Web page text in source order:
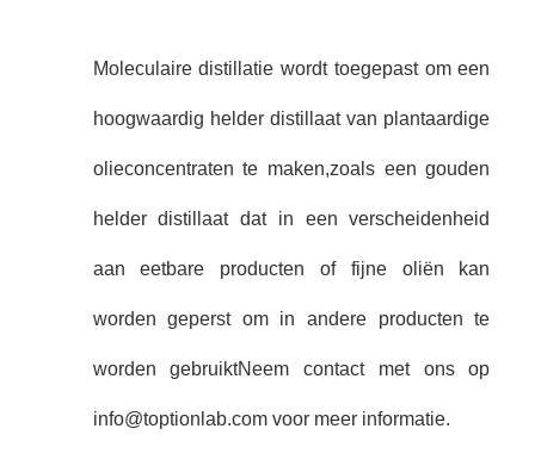
Moleculaire distillatie wordt toegepast om een
hoogwaardig helder distillaat van plantaardige
olieconcentraten te maken,zoals een gouden
helder distillaat dat in een verscheidenheid
aan eetbare producten of fijne oliën kan
worden geperst om in andere producten te
worden gebruiktNeem contact met ons op
info@toptionlab.com voor meer informatie.